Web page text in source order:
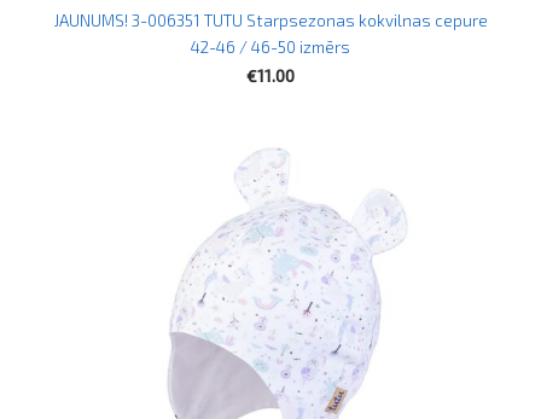
JAUNUMS! 3-006351 TUTU Starpsezonas kokvilnas cepure
42-46 / 46-50 izmērs
€11.00